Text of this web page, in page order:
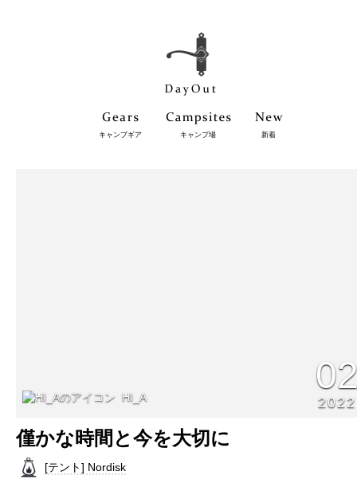
キャンプギア キャンプ場 新着
HI_A 2022
僅かな時間と今を大切に
[テント] Nordisk